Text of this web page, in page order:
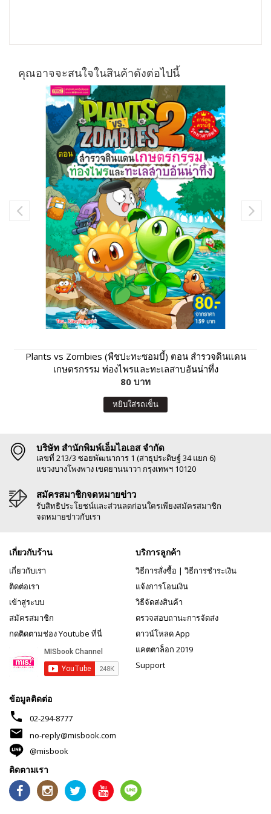
คุณอาจจะสนใจในสินค้าดังต่อไปนี้
Plants vs Zombies (พืชปะทะซอมบี้) ตอน สำรวจดินแดน
เกษตรกรรม ท่องไพรและทะเลสาบอันน่าทึ่ง
80 บาท
หยิบใส่รถเข็น
บริษัท สำนักพิมพ์เอ็มไอเอส จำกัด
เลขที่ 213/3 ซอยพัฒนาการ 1 (สาธุประดิษฐ์ 34 แยก 6)
แขวงบางโพงพาง เขตยานนาวา กรุงเทพฯ 10120
สมัครสมาชิกจดหมายข่าว
รับสิทธิประโยชน์และส่วนลดก่อนใครเพียงสมัครสมาชิก
จดหมายข่าวกับเรา
เกี่ยวกับร้าน
เกี่ยวกับเรา
ติดต่อเรา
เข้าสู่ระบบ
สมัครสมาชิก
กดติดตามช่อง Youtube ที่นี่
บริการลูกค้า
วิธีการสั่งซื้อ | วิธีการชำระเงิน
แจ้งการโอนเงิน
วิธีจัดส่งสินค้า
ตรวจสอบถานะการจัดส่ง
ดาวน์โหลด App
แคตตาล็อก 2019
Support
ข้อมูลติดต่อ
phone 02-294-8777
mail
no-reply@misbook.com
@misbook
ติดตามเรา